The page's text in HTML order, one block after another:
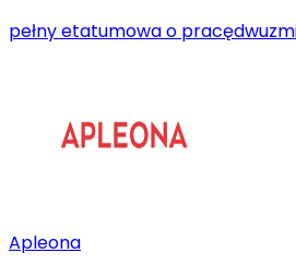
pełny etatumowa o pracę
Apleona